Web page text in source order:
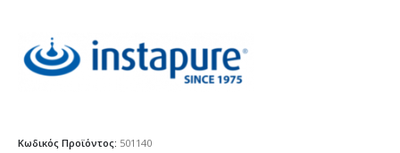
Κωδικός Προϊόντος: 501140